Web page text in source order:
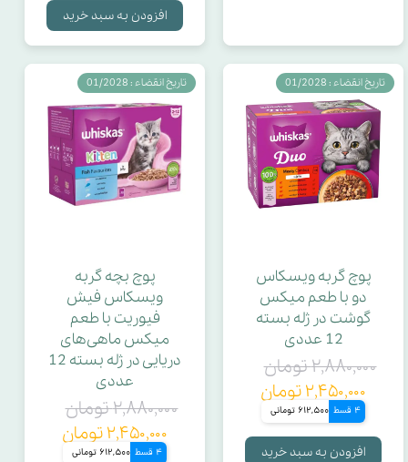
افزودن به سبد خرید
پوچ گربه ویسکاس
دو با طعم میکس
گوشت در ژله بسته
12 عددی
۲,۸۸۰,۰۰۰ تومان
۲,۴۵۰,۰۰۰ تومان
4 قسط 612,500 تومانی
افزودن به سبد خرید
تاریخ انقضاء : 01/2028
پوچ بچه گربه
ویسکاس فیش
فیوریت با طعم
میکس ماهی‌های
دریایی در ژله بسته 12
عددی
۲,۸۸۰,۰۰۰ تومان
۲,۴۵۰,۰۰۰ تومان
4 قسط 612,500 تومانی
تاریخ انقضاء : 01/2028